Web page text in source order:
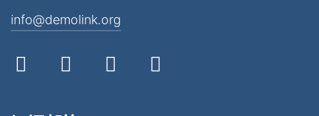
info@demolink.org